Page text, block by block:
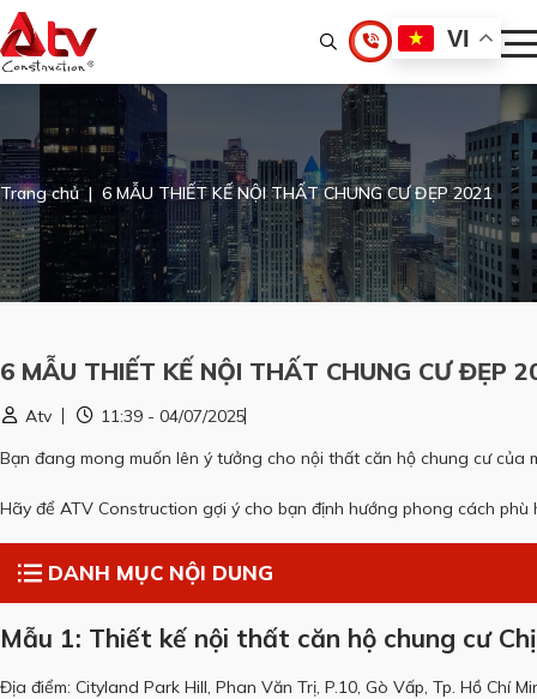
VI
Trang chủ 6 MẪU THIẾT KẾ NỘI THẤT CHUNG CƯ ĐẸP 2021
6 MẪU THIẾT KẾ NỘI THẤT CHUNG CƯ ĐẸP
Atv
11:39 - 04/07/2025
Bạn đang mong muốn lên ý tưởng cho nội thất căn hộ chung cư
Hãy để ATV Construction gợi ý cho bạn định hướng phong cách phù
DANH MỤC NỘI DUNG
Mẫu 1: Thiết kế nội thất căn hộ chung cư
Địa điểm: Cityland Park Hill, Phan Văn Trị, P.10, Gò Vấp, Tp. Hồ Chí